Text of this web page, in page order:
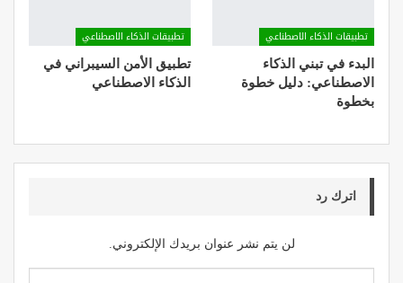
تطبيقات الذكاء الاصطناعي
البدء في تبني الذكاء
الاصطناعي: دليل خطوة
بخطوة
تطبيقات الذكاء الاصطناعي
تطبيق الأمن السيبراني في
الذكاء الاصطناعي
اترك رد
لن يتم نشر عنوان بريدك الإلكتروني.